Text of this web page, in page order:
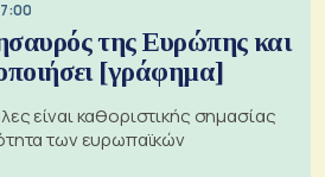
της Ευρώπης και
[γράφημα]
είναι καθοριστικής σημασίας
των ευρωπαϊκών